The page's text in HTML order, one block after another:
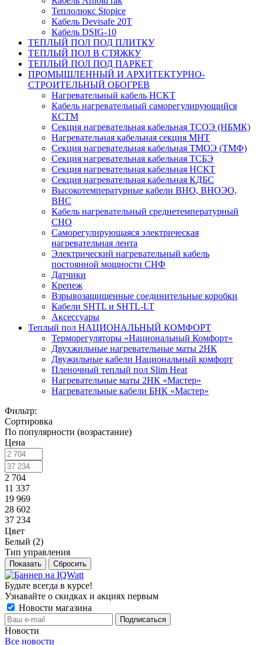
Теплолюкс Stopice
Кабель Devisafe 20T
Кабель DSIG-10
ТЕПЛЫЙ ПОЛ ПОД ПЛИТКУ
ТЕПЛЫЙ ПОЛ В СТЯЖКУ
ТЕПЛЫЙ ПОЛ ПОД ПАРКЕТ
ПРОМЫШЛЕННЫЙ И АРХИТЕКТУРНО-
СТРОИТЕЛЬНЫЙ ОБОГРЕВ
Нагревательный кабель НCKТ
Кабель нагревательный саморегулирующийся
КСТМ
Секция нагревательная кабельная ТСОЭ (НБМК)
Нагревательная кабельная секция МНТ
Секция нагревательная кабельная ТМОЭ (ТМФ)
Секция нагревательная кабельная ТСБЭ
Секция нагревательная кабельная НСКТ
Секция нагревательная кабельная КДБС
Высокотемпературные кабели ВНО, ВНОЭО,
ВНС
Кабель нагревательный среднетемпературный
СНО
Саморегулирующаяся электрическая
нагревательная лента
Электрический нагревательный кабель
постоянной мощности СНФ
Датчики
Крепеж
Взрывозащищенные соединительные коробки
Кабели SHTL и SHTL-LT
Аксессуары
Теплый пол НАЦИОНАЛЬНЫЙ КОМФОРТ
Терморегуляторы «Национальный Комфорт»
Двухжильные нагревательные маты 2НК
Двужильные кабели Национальный комфорт
Пленочный теплый пол Slim Heat
Нагревательные маты 2НК «Мастер»
Нагревательные кабели БНК «Мастер»
Фильтр:
Сортировка
По популярности (возрастание)
Цена
2 704
11 337
19 969
28 602
37 234
Цвет
Белый (2)
Тип управления
Показать Сбросить
Будьте всегда в курсе!
Узнавайте о скидках и акциях первым
Новости магазина
Новости
Все новости